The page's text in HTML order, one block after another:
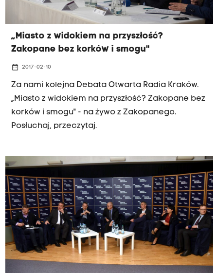
„Miasto z widokiem na przyszłość?
Zakopane bez korków i smogu"
date_range 2017-02-10
Za nami kolejna Debata Otwarta Radia Kraków.
„Miasto z widokiem na przyszłość? Zakopane bez
korków i smogu" - na żywo z Zakopanego.
Posłuchaj, przeczytaj.